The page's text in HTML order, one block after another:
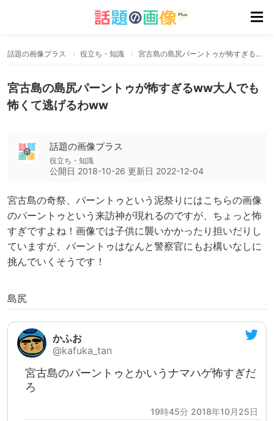
話題の画像プラス 役立ち・知識 宮古島の島尻パーントゥが怖すぎるww大人でも怖くて逃げるわww
宮古島の島尻パーントゥが怖すぎるww大人でも
怖くて逃げるわww
話題の画像プラス
役立ち・知識
公開日 2018-10-26 更新日 2022-12-04
宮古島の奇祭、パーントゥという泥祭りにはこちらの画像
のパーントゥという来訪神が現れるのですが、ちょっと怖
すぎですよね！画像では子供に襲いかかったり担いだりし
ていますが、パーントゥはなんと警察官にもお構いなしに
挑んでいくそうです！
島尻
かふお
@kafuka_tan
宮古島のパーントゥとかいうナマハゲ怖すぎだ
ろ
19時45分 2018年10月25日